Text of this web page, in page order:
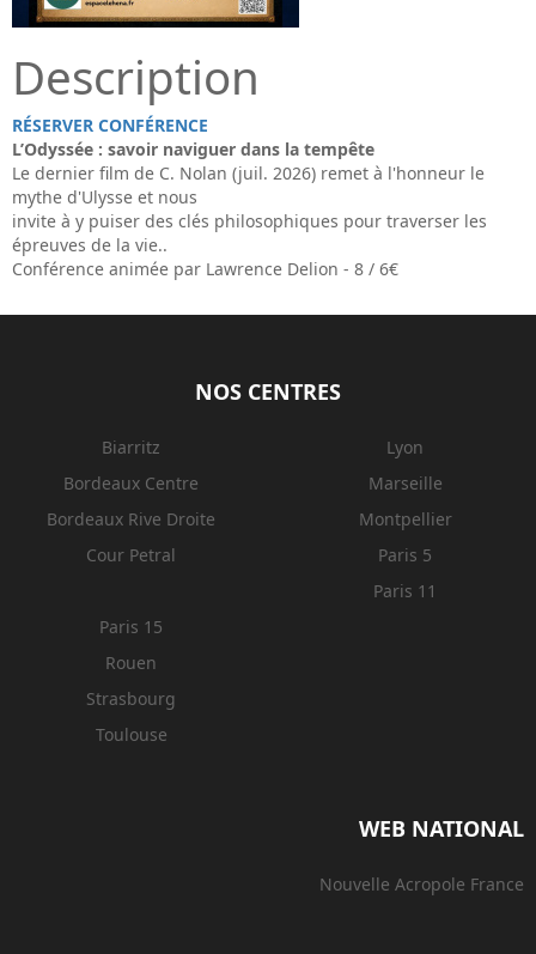
Description
RÉSERVER CONFÉRENCE
L’Odyssée : savoir naviguer dans la tempête
Le dernier film de C. Nolan (juil. 2026) remet à l'honneur le
mythe d'Ulysse et nous
invite à y puiser des clés philosophiques pour traverser les
épreuves de la vie..
Conférence animée par Lawrence Delion - 8 / 6€
NOS CENTRES
Biarritz
Bordeaux Centre
Bordeaux Rive Droite
Cour Petral
Lyon
Marseille
Montpellier
Paris 5
Paris 11
Paris 15
Rouen
Strasbourg
Toulouse
WEB NATIONAL
Nouvelle Acropole France